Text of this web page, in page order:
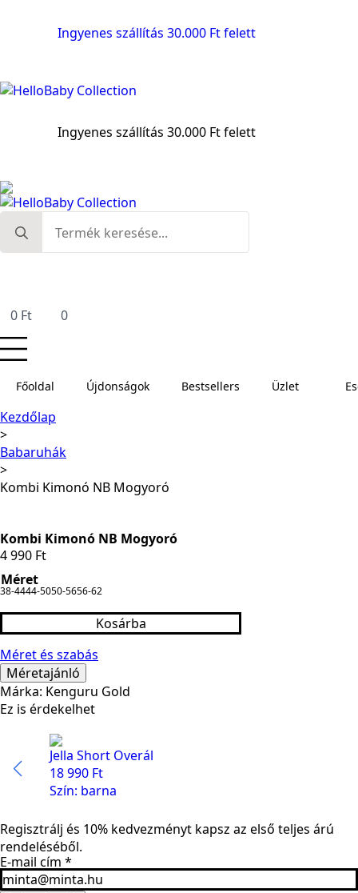
Ingyenes szállítás 30.000 Ft felett
Ingyenes szállítás 30.000 Ft felett
for:
0 Ft 0
Főoldal Újdonságok Bestsellers Üzlet
Kezdőlap
Babaruhák
Kombi Kimonó NB Mogyoró
Kombi Kimonó NB Mogyoró
4 990 Ft
Méret
38-4444-5050-5656-62
Kosárba
Méret és szabás
Méretajánló
Márka: Kenguru Gold
Ez is érdekelhet
Jella Short Overál
18 990 Ft
Szín: barna
Regisztrálj és 10% kedvezményt kapsz az első teljes árú
rendeléséből.
E-mail cím *